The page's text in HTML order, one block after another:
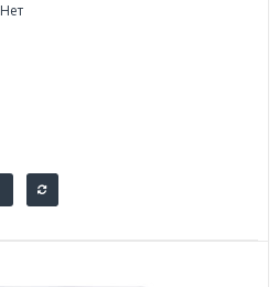
Нет